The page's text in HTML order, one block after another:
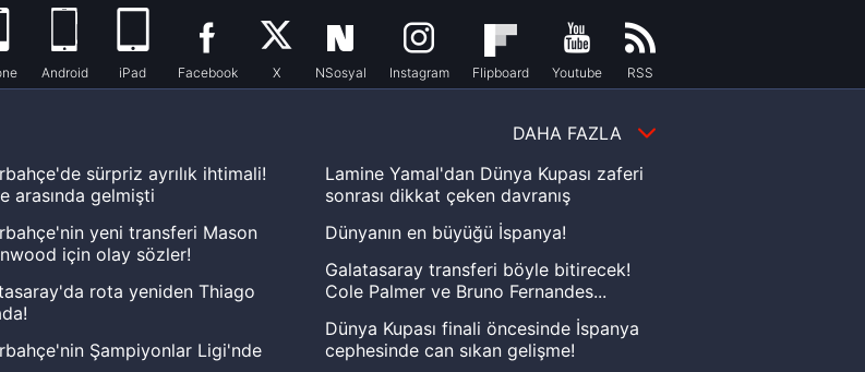
Android iPad Facebook X NSosyal Instagram Flipboard Youtube RSS
DAHA FAZLA
sürpriz ayrılık ihtimali!
arasında gelmişti
yeni transferi Mason
için olay sözler!
rota yeniden Thiago
Şampiyonlar Ligi'nde
Lamine Yamal'dan Dünya Kupası zaferi
sonrası dikkat çeken davranış
Dünyanın en büyüğü İspanya!
Galatasaray transferi böyle bitirecek!
Cole Palmer ve Bruno Fernandes...
Dünya Kupası finali öncesinde İspanya
cephesinde can sıkan gelişme!